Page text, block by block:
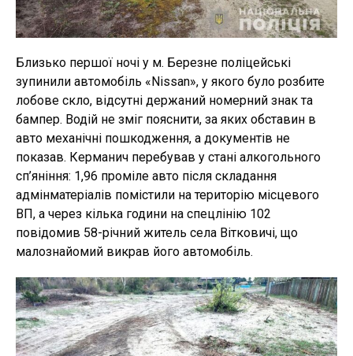
Близько першої ночі у м. Березне поліцейські
зупинили автомобіль «Nissan», у якого було розбите
лобове скло, відсутні держаний номерний знак та
бампер. Водій не зміг пояснити, за яких обставин в
авто механічні пошкодження, а документів не
показав. Керманич перебував у стані алкогольного
сп’яніння: 1,96 проміле авто після складання
адмінматеріалів помістили на територію місцевого
ВП, а через кілька години на спецлінію 102
повідомив 58-річний житель села Вітковичі, що
малознайомий викрав його автомобіль.